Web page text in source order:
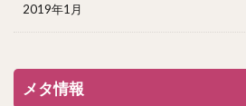
2019年1月
メタ情報